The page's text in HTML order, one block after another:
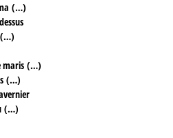
(…)
(…)
maris (…)
(…)
(…)